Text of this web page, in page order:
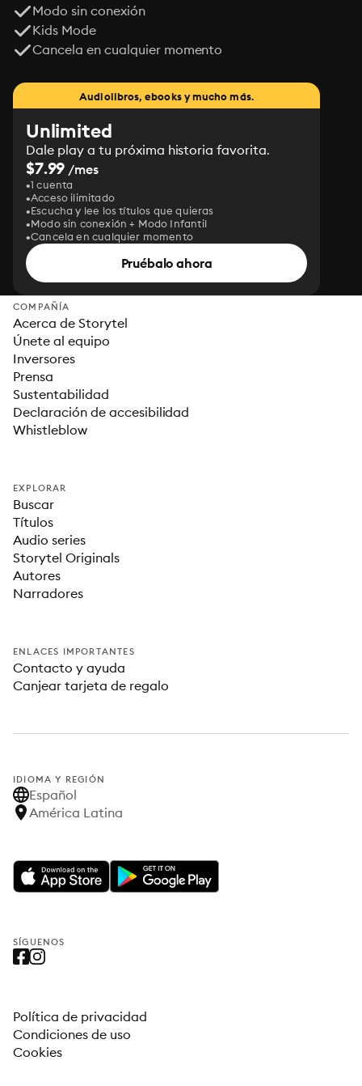
Modo sin conexión
Kids Mode
Cancela en cualquier momento
Audiolibros, ebooks y mucho más.
Unlimited
Dale play a tu próxima historia favorita.
$7.99 /mes
1 cuenta
Acceso ilimitado
Escucha y lee los títulos que quieras
Modo sin conexión + Modo Infantil
Cancela en cualquier momento
Pruébalo ahora
COMPAÑÍA
Acerca de Storytel
Únete al equipo
Inversores
Prensa
Sustentabilidad
Declaración de accesibilidad
Whistleblow
EXPLORAR
Buscar
Títulos
Audio series
Storytel Originals
Autores
Narradores
ENLACES IMPORTANTES
Contacto y ayuda
Canjear tarjeta de regalo
IDIOMA Y REGIÓN
Español
América Latina
SÍGUENOS
Política de privacidad
Condiciones de uso
Cookies